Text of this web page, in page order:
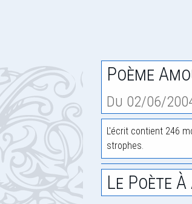
Poème
Du 02/06/
L'écrit contient 246
strophes.
Le Poète